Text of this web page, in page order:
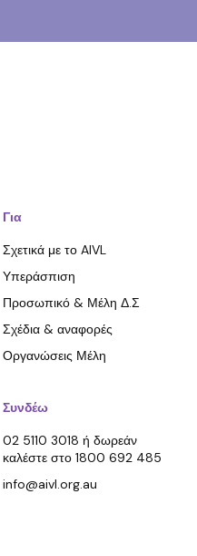
Για
Σχετικά με το AIVL
Υπεράσπιση
Προσωπικό & Μέλη Δ.Σ
Σχέδια & αναφορές
Οργανώσεις Μέλη
Συνδέω
02 5110 3018 ή δωρεάν
καλέστε στο 1800 692 485
info@aivl.org.au